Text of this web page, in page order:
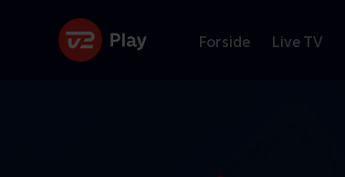
Forside Live TV